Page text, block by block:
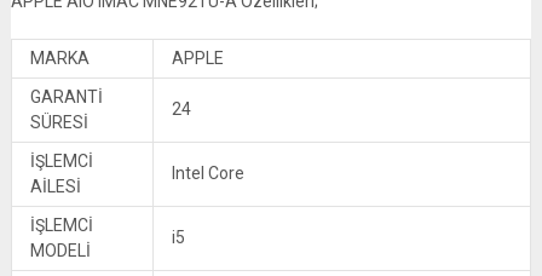
MARKA
APPLE
GARANTİ
SÜRESİ
24
İŞLEMCİ
AİLESİ
Intel Core
İŞLEMCİ
MODELİ
i5